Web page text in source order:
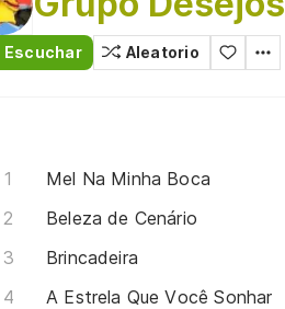
Escuchar Aleatorio
Mel Na Minha Boca
Beleza de Cenário
Brincadeira
A Estrela Que Você Sonhar